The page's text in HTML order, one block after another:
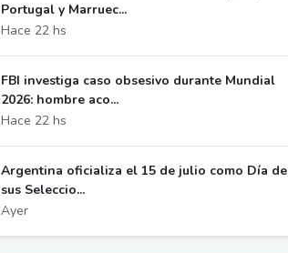
Portugal y Marruec...
Hace 22 hs
FBI investiga caso obsesivo durante Mundial
2026: hombre aco...
Hace 22 hs
Argentina oficializa el 15 de julio como Día de
sus Seleccio...
Ayer